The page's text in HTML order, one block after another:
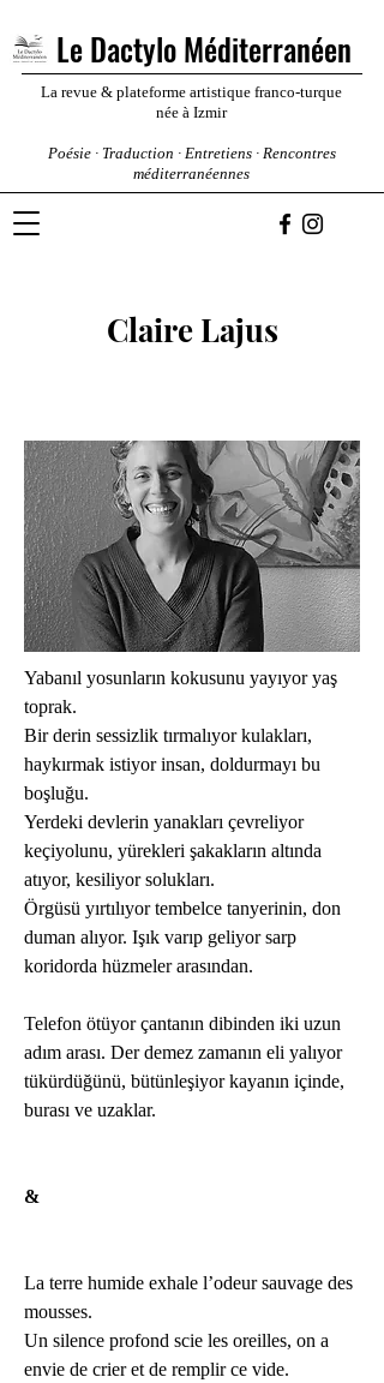
Le Dactylo Méditerranéen
La revue & plateforme artistique franco-turque
née à Izmir
Poésie · Traduction · Entretiens · Rencontres
méditerranéennes
Claire Lajus
Yabanıl yosunların kokusunu yayıyor yaş
toprak.
Bir derin sessizlik tırmalıyor kulakları,
haykırmak istiyor insan, doldurmayı bu
boşluğu.
Yerdeki devlerin yanakları çevreliyor
keçiyolunu, yürekleri şakakların altında
atıyor, kesiliyor solukları.
Örgüsü yırtılıyor tembelce tanyerinin, don
duman alıyor. Işık varıp geliyor sarp
koridorda hüzmeler arasından.
Telefon ötüyor çantanın dibinden iki uzun
adım arası. Der demez zamanın eli yalıyor
tükürdüğünü, bütünleşiyor kayanın içinde,
burası ve uzaklar.
&
La terre humide exhale l’odeur sauvage des
mousses.
Un silence profond scie les oreilles, on a
envie de crier et de remplir ce vide.